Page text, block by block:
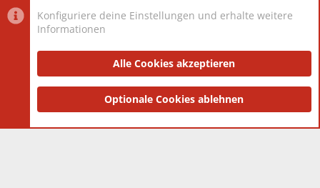
Datenschutzerklärung Impressum
Community platform by XenForo® © 2010-2025 XenForo Ltd.
and add-ons by ThemeHouse
Konfiguriere deine Einstellungen und erhalte weitere
Informationen
Alle Cookies akzeptieren
Optionale Cookies ablehnen